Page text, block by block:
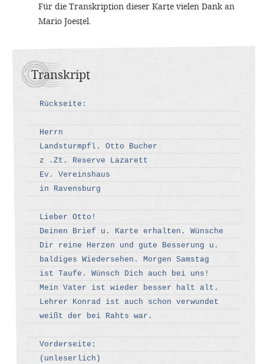
Für die Transkription dieser Karte vielen Dank an
Mario Joestel.
Transkript
Rückseite:
Herrn
Landsturmpfl. Otto Bucher
z .Zt. Reserve Lazarett
Ev. Vereinshaus
in Ravensburg
Lieber Otto!
Deinen Brief u. Karte erhalten. Wünsche
Dir reine Herzen und gute Besserung u.
baldiges Wiedersehen. Morgen Samstag
ist Taufe. Wünsch Dich auch bei uns!
Mein Vater ist wieder besser halt alt.
Lehrer Konrad ist auch schon verwundet
weißt der bei Rahts war.
Vorderseite:
(unleserlich)